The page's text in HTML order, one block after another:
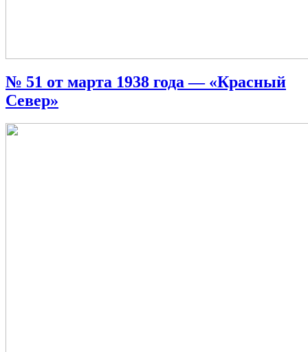
№ 51 от марта 1938 года — «Красный
Север»